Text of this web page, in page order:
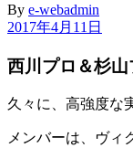
By e-webadmin
2017年4月11日
西川プロ＆杉山
久々に、高強度な
メンバーは、ヴィ